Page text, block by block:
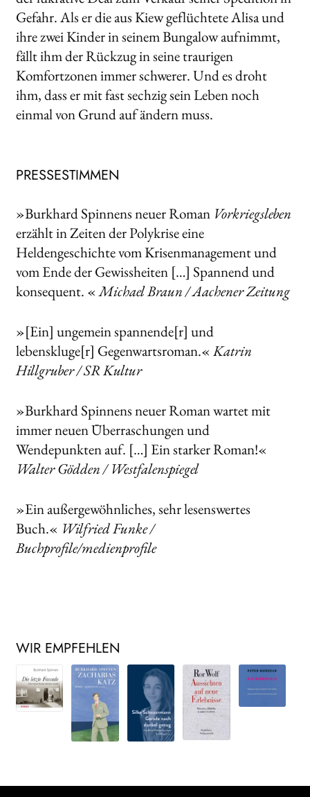
Gefahr. Als er die aus Kiew geflüchtete Alisa und
ihre zwei Kinder in seinem Bungalow aufnimmt,
fällt ihm der Rückzug in seine traurigen
Komfortzonen immer schwerer. Und es droht
ihm, dass er mit fast sechzig sein Leben noch
einmal von Grund auf ändern muss.
PRESSESTIMMEN
»Burkhard Spinnens neuer Roman Vorkriegsleben
erzählt in Zeiten der Polykrise eine
Heldengeschichte vom Krisenmanagement und
vom Ende der Gewissheiten […] Spannend und
konsequent. «Michael Braun / Aachener Zeitung
»[Ein] ungemein spannende[r] und
lebenskluge[r] Gegenwartsroman.«Katrin
Hillgruber / SR Kultur
»Burkhard Spinnens neuer Roman wartet mit
immer neuen Überraschungen und
Wendepunkten auf. […] Ein starker Roman!«
Walter Gödden / Westfalenspiegel
»Ein außergewöhnliches, sehr lesenswertes
Buch.« Wilfried Funke /
Buchprofile/medienprofile
WIR EMPFEHLEN